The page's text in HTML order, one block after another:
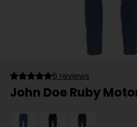
6 reviews
John Doe Ruby